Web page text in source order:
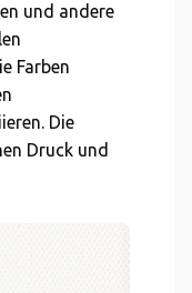
und andere
Farben
Die
Druck und